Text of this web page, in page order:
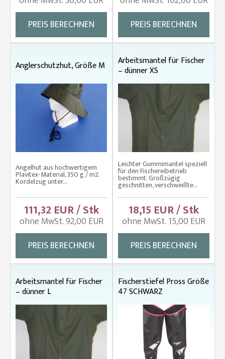
PREIS BERECHNEN
PREIS BERECHNEN
Anglerschutzhut, Größe M
Angelhut aus hochwertigem
Plavitex-Material, 350 g / m2.
Kordelzug unter...
111,32 EUR / Stk
ohne MwSt. 92,00 EUR
PREIS BERECHNEN
Arbeitsmantel für Fischer
– dünner XS
Leichter Gummimantel speziell
für den Fischereibetrieb
bestimmt. Großzügig
geschnitten, verschweißte...
18,15 EUR / Stk
ohne MwSt. 15,00 EUR
PREIS BERECHNEN
Arbeitsmantel für Fischer
– dünner L
Fischerstiefel Pross Größe
47 SCHWARZ